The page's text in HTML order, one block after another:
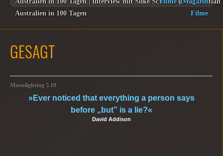
Australien in 100 Tagen
Filme
GESAGT
Moonlighting 5.10
»Ever noticed that everything a person says
before „but” is a lie?«
David Addison